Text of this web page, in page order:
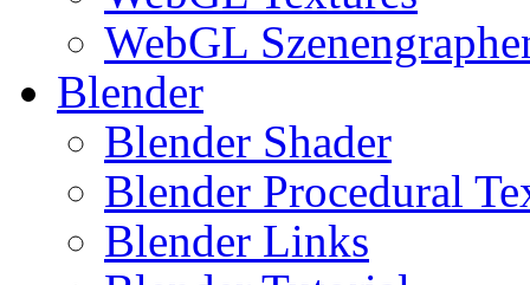
WebGL
Blender
Blender Shader
Blender Procedural
Blender Links